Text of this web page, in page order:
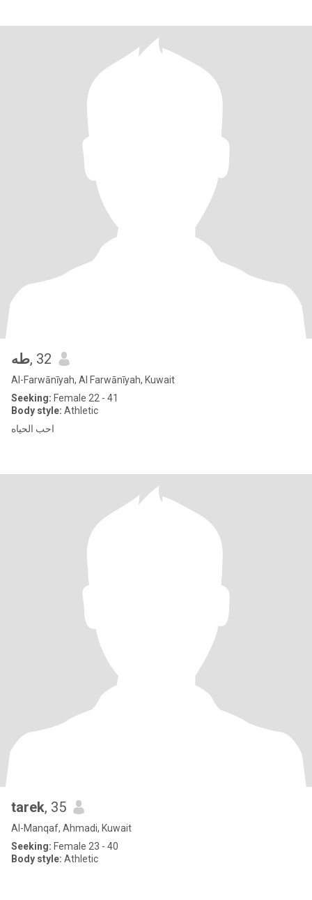
طه, 32
Al-Farwānīyah, Al Farwānīyah, Kuwait
Seeking: Female 22 - 41
Body style: Athletic
احب الحياه
tarek, 35
Al-Manqaf, Ahmadi, Kuwait
Seeking: Female 23 - 40
Body style: Athletic